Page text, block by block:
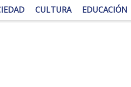
CULTURA EDUCACIÓN